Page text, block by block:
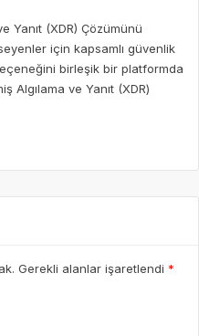
Yanıt (XDR) Çözümünü
için kapsamlı güvenlik
birleşik bir platformda
Algılama ve Yanıt (XDR)
Gerekli alanlar işaretlendi *